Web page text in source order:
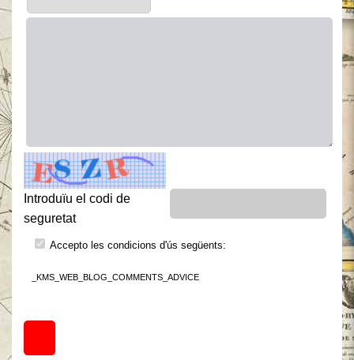
Introduïu el codi de
seguretat
Accepto les condicions d'ús següents:
_KMS_WEB_BLOG_COMMENTS_ADVICE